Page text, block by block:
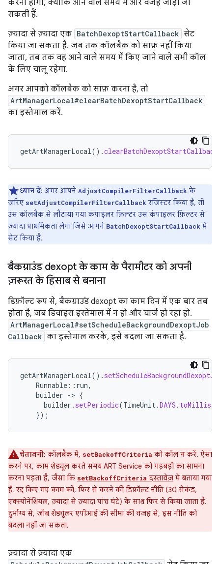
करना होगा, क्योंकि आने वाले समय में और वजहें जोड़ी जा
सकती हैं.
ज़्यादा से ज़्यादा एक BatchDexoptStartCallback सेट
किया जा सकता है. जब तक कॉलबैक को साफ़ नहीं किया
जाता, तब तक वह आने वाले समय में किए जाने वाले सभी कॉल
के लिए चालू रहेगा.
अगर आपको कॉलबैक को साफ़ करना है, तो
ArtManagerLocal#clearBatchDexoptStartCallback
का इस्तेमाल करें.
getArtManagerLocal().clearBatchDexoptStartCallback
ध्यान दें: अगर आपने AdjustCompilerFilterCallback के
ज़रिए setAdjustCompilerFilterCallback रजिस्टर किया है, तो
उस कॉलबैक से लौटाया गया कंपाइलर फ़िल्टर उस कंपाइलर फ़िल्टर से
ज़्यादा प्राथमिकता लेगा जिसे आपने BatchDexoptStartCallback में
सेट किया है.
बैकग्राउंड dexopt के काम के पैरामीटर को अपनी
ज़रूरत के हिसाब से बनाना
डिफ़ॉल्ट रूप से, बैकग्राउंड dexopt का काम दिन में एक बार तब
होता है, जब डिवाइस इस्तेमाल में न हो और चार्ज हो रहा हो.
ArtManagerLocal#setScheduleBackgroundDexoptJob
Callback का इस्तेमाल करके, इसे बदला जा सकता है.
getArtManagerLocal().
Runnable :: run,
builder -> {
builder . setPeriodic(TimeUnit.DAYS . toMillis
});
चेतावनी: कॉलबैक में, setBackoffCriteria को कॉल न करें. ऐसा
करने पर, काम शेड्यूल करते समय ART Service को गड़बड़ी का सामना
करना पड़ता है, जैसा कि setBackoffCriteria दस्तावेज़ में बताया गया
है. रद्द किए गए काम को, फिर से करने की डिफ़ॉल्ट नीति (30 सेकंड,
एक्स्पोनेंशियल, ज़्यादा से ज़्यादा पांच घंटे) के साथ फिर से किया जाता है.
दुर्भाग्य से, जॉब शेड्यूलर एपीआई की सीमा की वजह से, इस नीति को
बदला नहीं जा सकता.
ज़्यादा से ज़्यादा एक